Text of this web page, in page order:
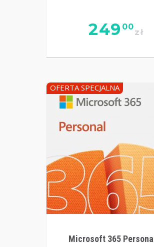
249 00
zł
OFERTA SPECJALNA
Microsoft 365 Personal